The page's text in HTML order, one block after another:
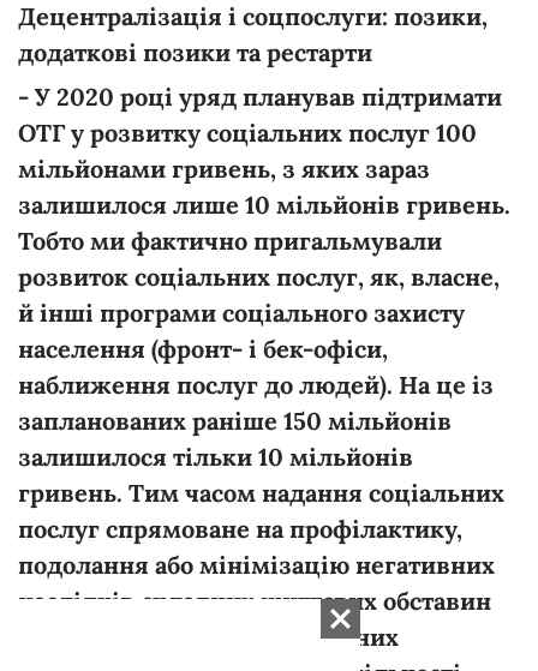
Децентралізація і соцпослуги: позики,
додаткові позики та рестарти
- У 2020 році уряд планував підтримати
ОТГ у розвитку соціальних послуг 100
мільйонами гривень, з яких зараз
залишилося лише 10 мільйонів гривень.
Тобто ми фактично пригальмували
розвиток соціальних послуг, як, власне,
й інші програми соціального захисту
населення (фронт- і бек-офіси,
наближення послуг до людей). На це із
запланованих раніше 150 мільйонів
залишилося тільки 10 мільйонів
гривень. Тим часом надання соціальних
послуг спрямоване на профілактику,
подолання або мінімізацію негативних
наслідків складних життєвих обставин
(СЖО) для осіб/сімей, які в них